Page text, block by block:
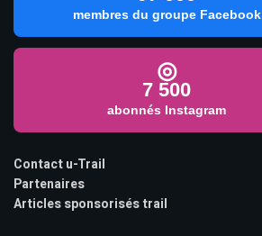
membres du groupe Facebook
◎
7 500
abonnés Instagram
Contact u-Trail
Partenaires
Articles sponsorisés trail